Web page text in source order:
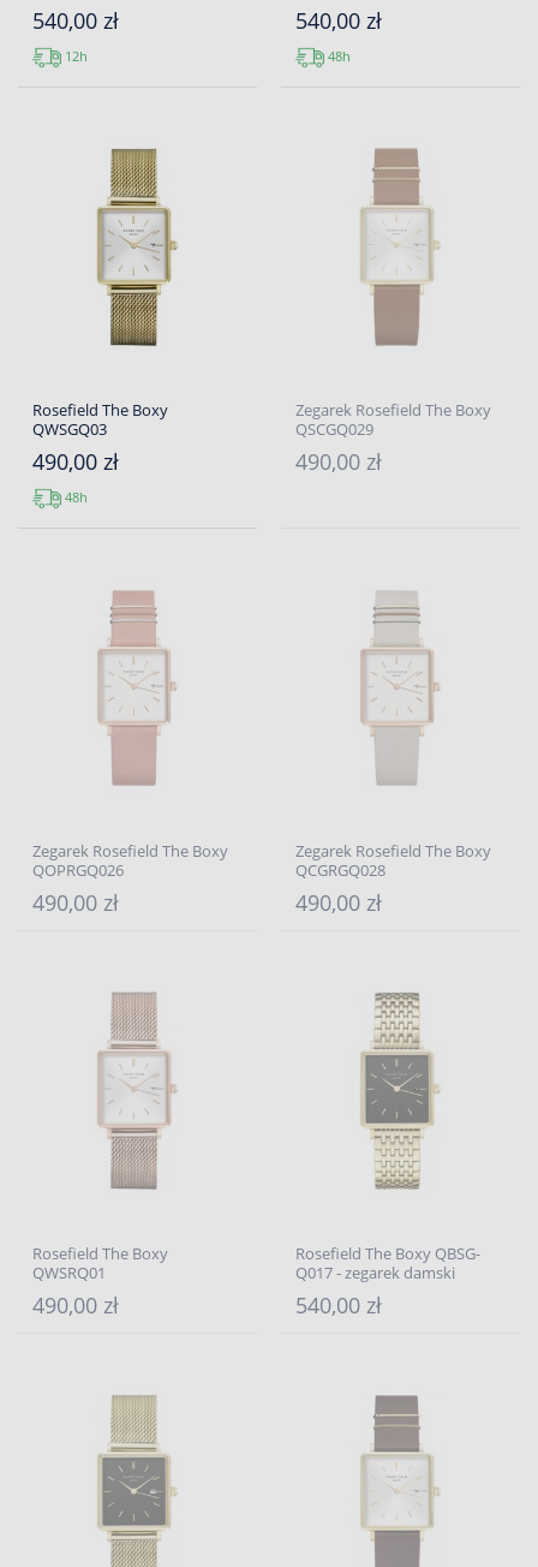
540,00 zł
12h
540,00 zł
48h
Rosefield The Boxy
QWSGQ03
490,00 zł
48h
Zegarek Rosefield The Boxy
QSCGQ029
490,00 zł
Zegarek Rosefield The Boxy
QOPRGQ026
490,00 zł
Zegarek Rosefield The Boxy
QCGRGQ028
490,00 zł
Rosefield The Boxy
QWSRQ01
490,00 zł
Rosefield The Boxy QBSG-
Q017 - zegarek damski
540,00 zł